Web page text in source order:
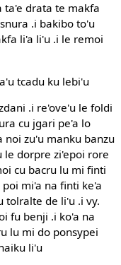
ta'e drata te makfa
.i bakibo to'u
li'a li'u .i le remoi
tcadu ku lebi'u
.i re'ove'u le foldi
cu jgari pe'a lo
noi zu'u manku banzu
le dorpre zi'epoi rore
cu bacru lu mi finti
mi'a na finti ke'a
tolralte de li'u .i vy.
fu benji .i ko'a na
lu mi do ponsypei
li'u